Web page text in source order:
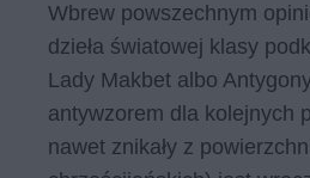
Wbrew powszechnym
dzieła światowej klasy
Lady Makbet albo
antywzorem dla kolejnych
nawet znikały z